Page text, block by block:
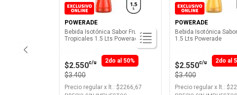
POWERADE
Bebida Isotónica Sabor Frutas
Tropicales 1.5 Lts Powerade
$2.550c/u 2do al 50%
$3.400
Precio regular x lt.: $2266,67
POWERADE
Bebida Isotónica
1.5 Lts Powerade
$2.550c/u 2do al
$3.400
Precio regular x lt.: $